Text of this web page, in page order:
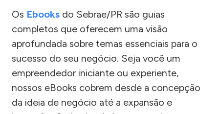
Os Ebooks do Sebrae/PR são guias
completos que oferecem uma visão
aprofundada sobre temas essenciais para o
sucesso do seu negócio. Seja você um
empreendedor iniciante ou experiente,
nossos eBooks cobrem desde a concepção
da ideia de negócio até a expansão e